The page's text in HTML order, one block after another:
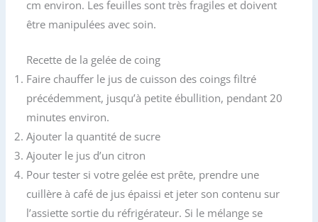
cm environ. Les feuilles sont très fragiles et doivent
être manipulées avec soin.
Recette de la gelée de coing
Faire chauffer le jus de cuisson des coings filtré
précédemment, jusqu’à petite ébullition, pendant 20
minutes environ.
Ajouter la quantité de sucre
Ajouter le jus d’un citron
Pour tester si votre gelée est prête, prendre une
cuillère à café de jus épaissi et jeter son contenu sur
l’assiette sortie du réfrigérateur. Si le mélange se